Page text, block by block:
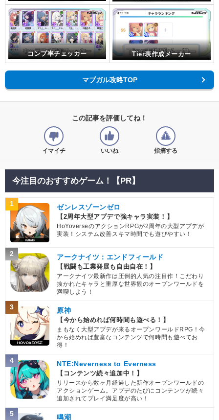
コンプ率チェッカー Tier表作成メーカー
マブガル攻略TOP
この記事を評価してね！
イマイチ いいね 指摘する
今注目のおすすめゲーム！【PR】
1 ゼンレスゾーンゼロ
【2周年大型アプデで強キャラ実装！】
HoYoverseのアクションRPGが2周年の大型アプデが
実装！システム改善スキマ時間でも遊びやすい！
2 アークナイツ：エンドフィールド
【戦闘も工業発展も自由自在！】
アークナイツ最新作は圧倒的人気の注目作！こだわり
抜かれたキャラと重厚な世界観のオープンワールドを
満喫しよう！
3 原神
【今から始めれば何時間も遊べる！】
まもなく大型アプデが来るオープンワールドRPG！今
から始めれば豊富なコンテンツで何時間も遊べてお
得！
4 NTE:Neverness to Everness
【コンテンツ続々追加中！】
リリースから数ヶ月経過した新作オープンワールドの
アクションゲーム。アプデのたびにコンテンツが続々
追加されてプレイ満足度が高い！
5 鳴潮